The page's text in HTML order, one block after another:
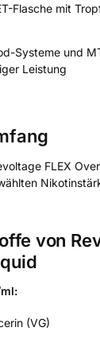
Flasche mit
Systeme und
Leistung
FLEX
von
(VG)